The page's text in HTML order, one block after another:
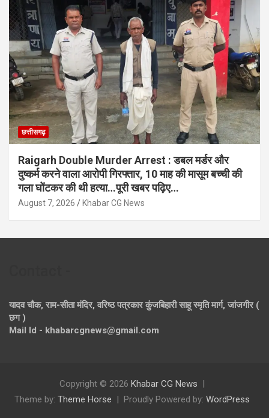
छत्तीसगढ़
Raigarh Double Murder Arrest : डबल मर्डर और
दुष्कर्म करने वाला आरोपी गिरफ्तार, 10 माह की मासूम बच्ची की
गला घोंटकर की थी हत्या…पूरी खबर पढ़िए…
August 7, 2026 Khabar CG News
यादव चौक, राम-सीता मंदिर, वरिष्ठ पत्रकार कुंजबिहारी साहू स्मृति मार्ग, जांजगीर (
छग )
Mail Id - khabarcgnews@gmail.com
Copyright © 2026 Khabar CG News
Theme by: Theme Horse Proudly Powered by: WordPress